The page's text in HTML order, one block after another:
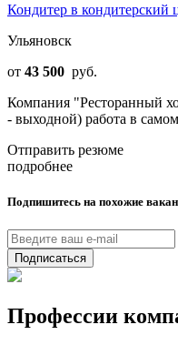
Кондитер в кондитерский
Ульяновск
от 43 500 руб.
Компания "Ресторанный
- выходной) работа в
Отправить резюме
подробнее
Подпишитесь на похожие
Подписаться
Профессии